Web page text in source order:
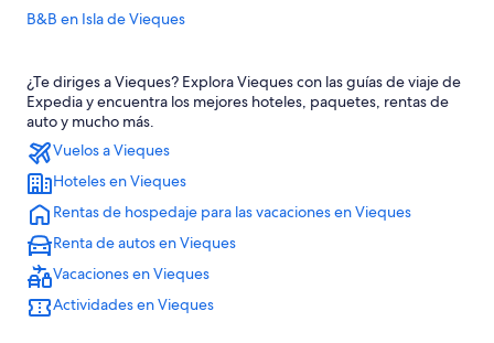
B&B en Isla de Vieques
Casas de ciudad en Isla de Vieques
Casas de huéspedes en Isla de Vieques
Casas vacacionales en Isla de Vieques
Casas flotantes en Isla de Vieques
Resorts en Isla de Vieques
Apartamentos en Isla de Vieques
Hoteles con spa en Isla de Vieques
Hoteles todo incluido en Isla de Vieques
¿Te diriges a Vieques? Explora Vieques con las guías de viaje de
Expedia y encuentra los mejores hoteles, paquetes, rentas de
auto y mucho más.
Vuelos a Vieques
Hoteles en Vieques
Rentas de hospedaje para las vacaciones en Vieques
Renta de autos en Vieques
Vacaciones en Vieques
Actividades en Vieques